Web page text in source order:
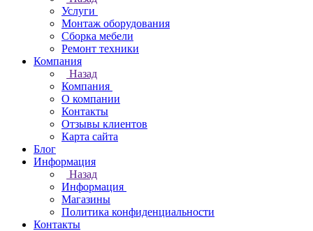
Услуги
Монтаж оборудования
Сборка мебели
Ремонт техники
Компания
Назад
Компания
О компании
Контакты
Отзывы клиентов
Карта сайта
Блог
Информация
Назад
Информация
Магазины
Политика конфиденциальности
Контакты